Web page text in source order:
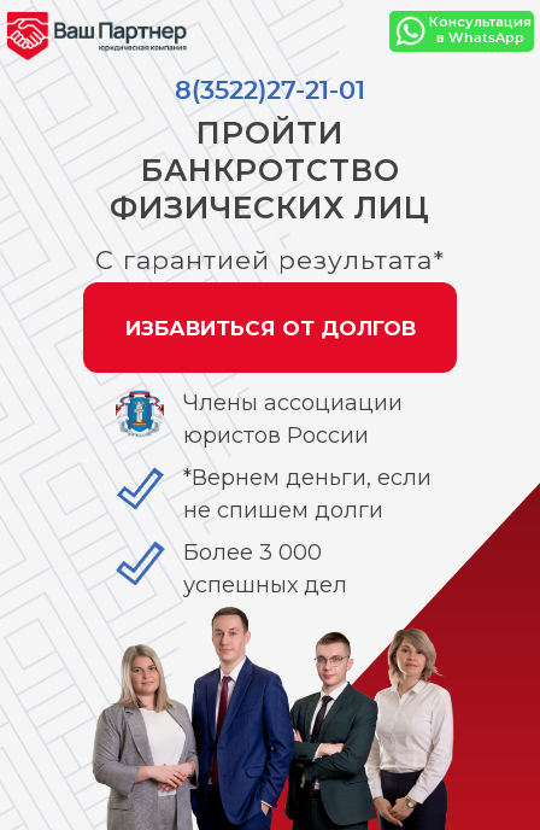
ПРОЙТИ
БАНКРОТСТВО
ФИЗИЧЕСКИХ ЛИЦ
ИЗБАВИТЬСЯ ОТ ДОЛГОВ
8(3522)27-21-01
Консультация
в WhatsApp
*Вернем деньги, если
не спишем долги
Более 3 000
успешных дел
С гарантией результата*
Члены ассоциации
юристов России